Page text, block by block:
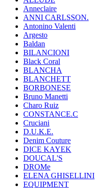
Anneclaire
ANNI CARLSSON.
Antonino Valenti
Argesto
Baldan
BILANCIONI
Black Coral
BLANCHA
BLANCHETT
BORBONESE
Bruno Manetti
Charo Ruiz
CONSTANCE.C
Cruciani
D.U.K.E.
Denim Couture
DICE KAYEK
DOUCAL'S
DROMe
ELENA GHISELLINI
EQUIPMENT